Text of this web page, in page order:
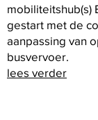
mobiliteitshub(s)
gestart met de
aanpassing van
busvervoer.
lees verder